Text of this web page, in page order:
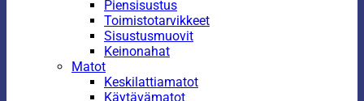
Piensisustus
Toimistotarvikkeet
Sisustusmuovit
Keinonahat
Matot
Keskilattiamatot
Käytävämatot